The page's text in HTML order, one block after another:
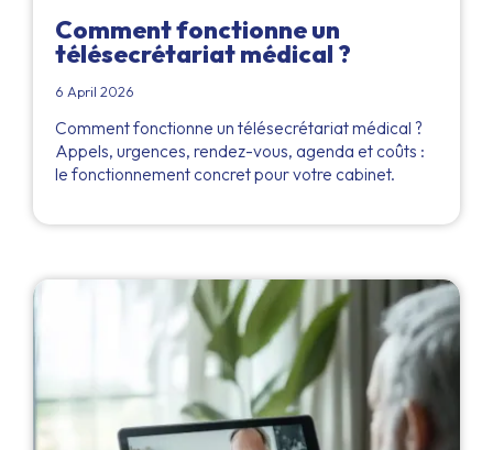
Comment fonctionne un
télésecrétariat médical ?
6 April 2026
Comment fonctionne un télésecrétariat médical ?
Appels, urgences, rendez-vous, agenda et coûts :
le fonctionnement concret pour votre cabinet.